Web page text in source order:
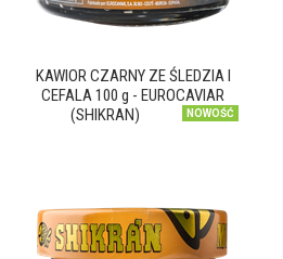
KAWIOR CZARNY ZE ŚLEDZIA I
CEFALA 100 g - EUROCAVIAR
(SHIKRAN)
NOWOŚĆ